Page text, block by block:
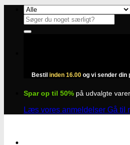
Fortsæt
indhold
Søg
efter:
Bestil inden 16.00 og vi sender din
Spar op til 50% på udvalgte
Læs vores anmeldelser Gå til